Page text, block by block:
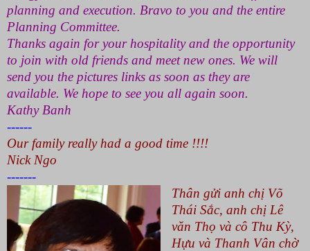
planning and execution. Bravo to you and the entire
Planning Committee.
Thanks again for your hospitality and the opportunity
to join with old friends and meet new ones. We will
send you the pictures links as soon as they are
available. We hope to see you all again soon.
Kathy Banh
------
Our family really had a good time !!!!
Nick Ngo
-------
Thân gửi anh chị Võ
Thái Sắc, anh chị Lê
văn Thọ và cô Thu Kỳ,
Hựu và Thanh Vân chờ